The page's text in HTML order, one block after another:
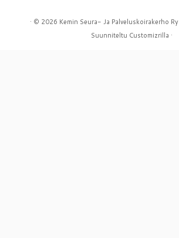
· © 2026 Kemin Seura- Ja Palveluskoirakerho Ry
Suunniteltu Customizrilla ·